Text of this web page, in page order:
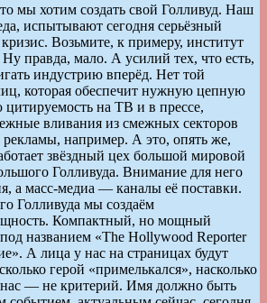
мы хотим создать свой Голливуд. Наш
испытывают сегодня серьёзный
Возьмите, к примеру, институт
правда, мало. А усилий тех, что есть,
индустрию вперёд. Нет той
которая обеспечит нужную цепную
на ТВ и в прессе,
вливания из смежных секторов
например. А это, опять же,
звёздный цех большой мировой
Голливуда. Внимание для него
а масс-медиа — каналы её поставки.
Голливуда мы создаём
Компактный, но мощный
названием «The Hollywood Reporter
А лица у нас на страницах будут
герой «примелькался», насколько
— не критерий. Имя должно быть